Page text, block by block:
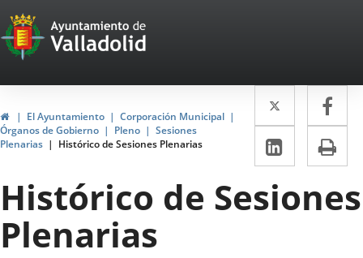
Portal
Web
del
Ayuntamiento
de
Valladolid
InicioEl Ayuntamiento
Corporación Municipal
Órganos de Gobierno
Pleno
Sesiones
Plenarias
Histórico de Sesiones Plenarias
Twitter
Enlace
a
una
externa.
a
LinkedIn
Enlace
a
una
Histórico de Sesiones
Plenarias